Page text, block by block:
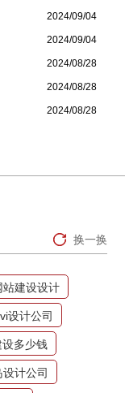
2024/09/04
2024/09/04
2024/08/28
2024/08/28
2024/08/28
换一换
站建设设计
设计公司
设多少钱
设计公司